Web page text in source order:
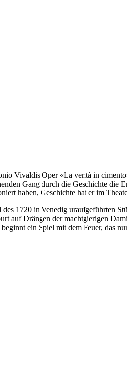
Vivaldis Oper «La verità in
Gang durch die Geschichte
haben, Geschichte hat er im
1720 in Venedig uraufgeführten
auf Drängen der machtgierigen
ein Spiel mit dem Feuer, das